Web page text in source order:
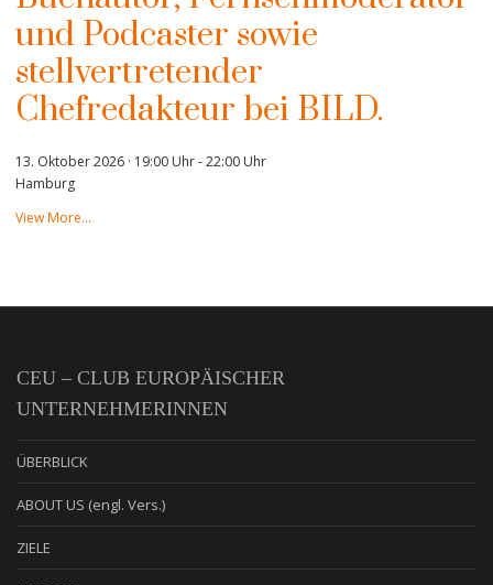
und Podcaster sowie
stellvertretender
Chefredakteur bei BILD.
13. Oktober 2026 · 19:00 Uhr-22:00 Uhr
Hamburg
View More…
CEU – CLUB EUROPÄISCHER
UNTERNEHMERINNEN
ÜBERBLICK
ABOUT US (engl. Vers.)
ZIELE